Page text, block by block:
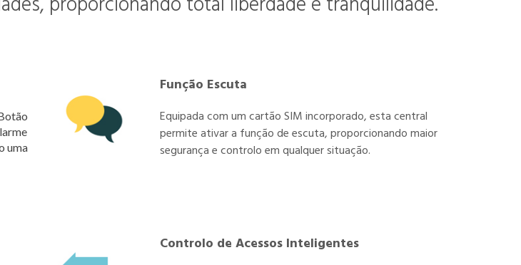
uma
Função Escuta
Equipada com um cartão SIM incorporado, esta central
permite ativar a função de escuta, proporcionando maior
segurança e controlo em qualquer situação.
Controlo de Acessos Inteligentes